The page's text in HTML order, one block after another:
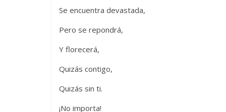
Se encuentra devastada,
Pero se repondrá,
Y florecerá,
Quizás contigo,
Quizás sin ti.
¡No importa!